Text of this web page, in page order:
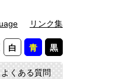
リンク集
白 青 黒
よくある質問